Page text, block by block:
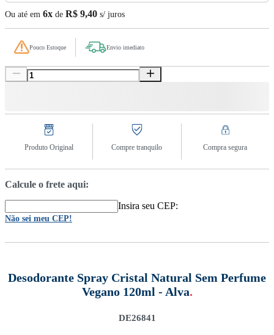
Ou até em 6x de R$ 9,40 s/ juros
Pouco Estoque Envio imediato
Produto Original Compre tranquilo Compra segura
Calcule o frete aqui:
Insira seu CEP:
Não sei meu CEP!
Desodorante Spray Cristal Natural Sem Perfume
Vegano 120ml - Alva.
DE26841